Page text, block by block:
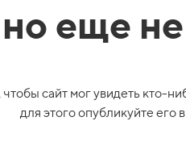
но еще
сайт мог увидеть кто-
для этого опубликуйте его